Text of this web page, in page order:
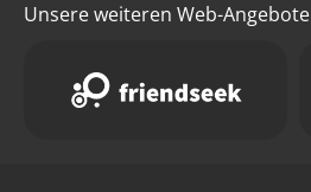
Unsere weiteren Web-Angebote